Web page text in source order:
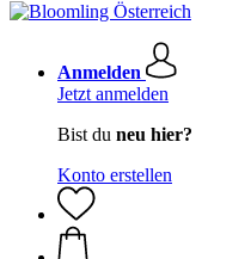
Anmelden
Jetzt anmelden
Bist du neu hier?
Konto erstellen